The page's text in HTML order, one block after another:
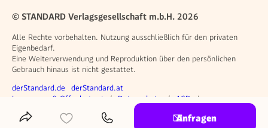
Anfragen
© STANDARD Verlagsgesellschaft m.b.H. 2026
Alle Rechte vorbehalten. Nutzung ausschließlich für den privaten
Eigenbedarf.
Eine Weiterverwendung und Reproduktion über den persönlichen
Gebrauch hinaus ist nicht gestattet.
Weitere Angebote
derStandard.de derStandard.at
Rechtliches
Impressum & Offenlegung Datenschutz
AGB
Privacy Manager